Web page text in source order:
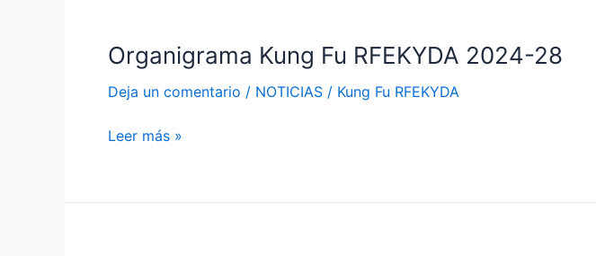
Organigrama Kung Fu RFEKYDA 2024-28
Deja un comentario / NOTICIAS / Kung Fu RFEKYDA
Fu
2024-
Leer más »